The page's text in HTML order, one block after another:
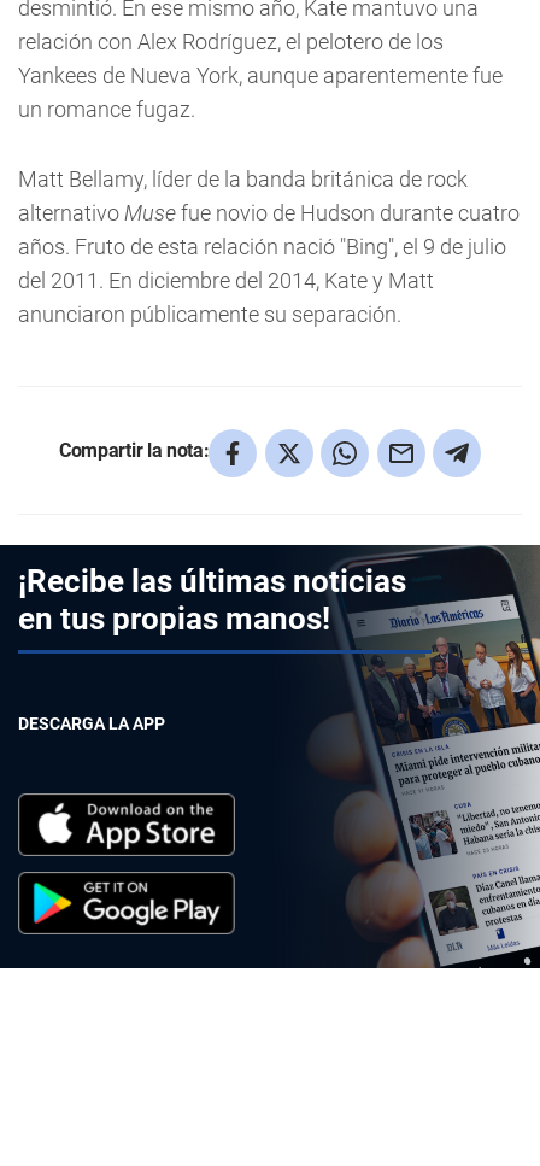
desmintió. En ese mismo año, Kate mantuvo una
relación con Alex Rodríguez, el pelotero de los
Yankees de Nueva York, aunque aparentemente fue
un romance fugaz.
Matt Bellamy, líder de la banda británica de rock
alternativo Musefue novio de Hudson durante cuatro
años. Fruto de esta relación nació "Bing", el 9 de julio
del 2011. En diciembre del 2014, Kate y Matt
anunciaron públicamente su separación.
Compartir la nota:
¡Recibe las últimas noticias
en tus propias manos!
DESCARGA LA APP